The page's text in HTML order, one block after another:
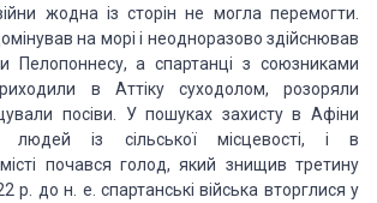
жодна із сторін не могла перемогти.
на морі і неодноразово здійснював
Пелопоннесу, а спартанці з союзниками
в Аттіку суходолом, розоряли
посіви. У пошуках захисту в Афіни
людей із сільської місцевості, і в
почався голод, який знищив третину
р. до н. е. спартанські війська вторглися у